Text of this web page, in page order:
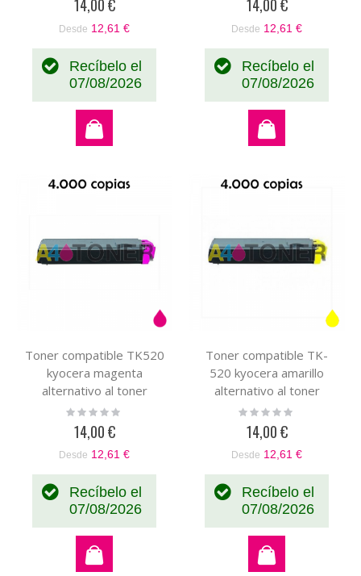
14,00 €
Desde 12,61 €
Recíbelo el
07/08/2026
14,00 €
Desde 12,61 €
Recíbelo el
07/08/2026
Toner compatible TK520
kyocera magenta
alternativo al toner
original Kyocera
1T02HJBEU0 TK-520
Rating:
14,00 €
Desde 12,61 €
Recíbelo el
07/08/2026
Toner compatible TK-
520 kyocera amarillo
alternativo al toner
original Kyocera
1T02HJAEU0 TK520
Rating:
14,00 €
Desde 12,61 €
Recíbelo el
07/08/2026